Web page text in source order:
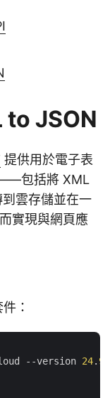
JSON
提供用於電子表
包括將 XML
雲存儲並在一
實現與網頁應
：
--version 24. 9